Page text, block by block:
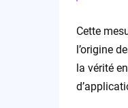
Cette
l’origine
la vérité